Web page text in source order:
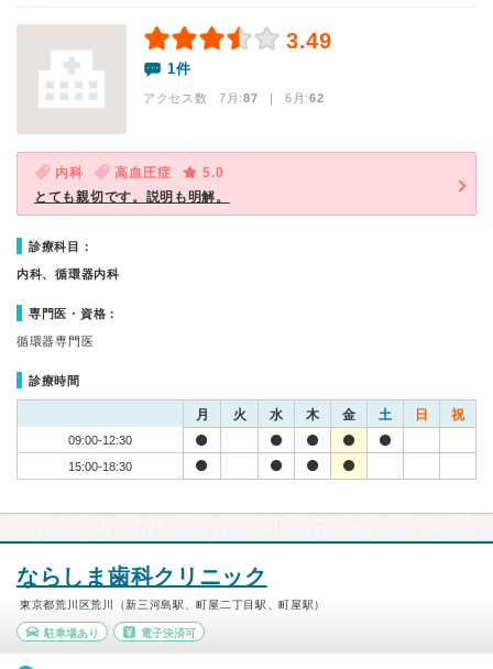
3.49
1件
アクセス数 7月:87 | 6月:62
内科 高血圧症
5.0
とても親切です。説明も明解。
診療科目：
内科、循環器内科
専門医・資格：
循環器専門医
診療時間
月 火 水 木 金 土 日 祝
09:00-12:30
15:00-18:30
ならしま歯科クリニック
東京都荒川区荒川（新三河島駅、町屋二丁目駅、町屋駅）
駐車場あり 電子決済可